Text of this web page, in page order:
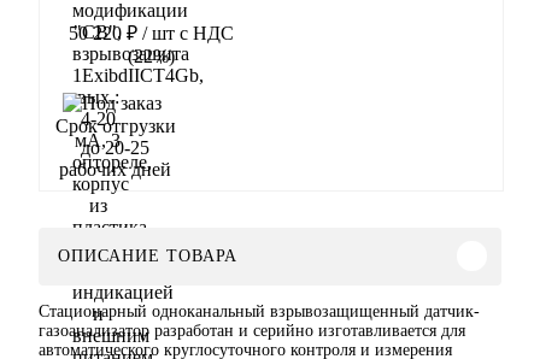
50 220 ₽ / шт с НДС
(22%)
Срок отгрузки
до 20-25
рабочих дней
ОПИСАНИЕ ТОВАРА
Стационарный одноканальный взрывозащищенный датчик-
газоанализатор разработан и серийно изготавливается для
автоматического круглосуточного контроля и измерения